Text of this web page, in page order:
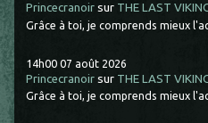
Princecranoir sur THE LAST
Grâce à toi, je comprends mieux
14h00 07 août 2026
Princecranoir sur THE LAST
Grâce à toi, je comprends mieux